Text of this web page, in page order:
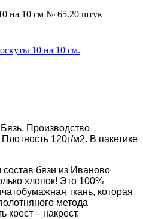
на 10 см № 65.20 штук
10 на 10 см.
Бязь. Производство
120г/м2. В пакетике
бязи из Иваново
хлопок! Это 100%
ткань, которая
метода
крест – накрест.